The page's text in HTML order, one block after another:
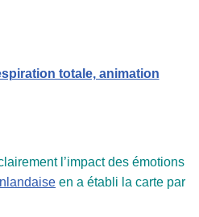
totale, animation
l’impact des émotions
en a établi la carte par